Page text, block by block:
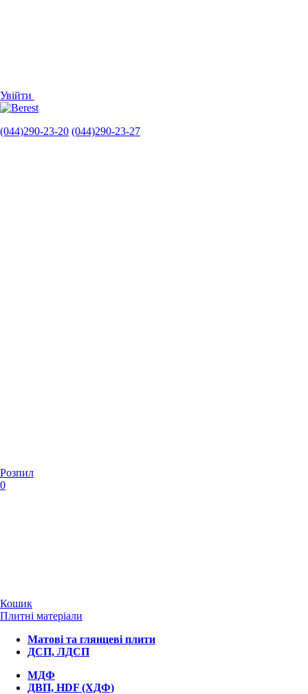
Увійти
(044)290-23-20 (044)290-23-27
Розпил
0
Кошик
Плитні матеріали
Матові та глянцеві плити
ДСП, ЛДСП
МДФ
ДВП, HDF (ХДФ)